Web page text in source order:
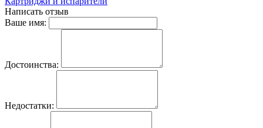
Написать отзыв
Ваше имя:
Достоинства:
Недостатки: